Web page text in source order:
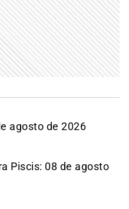
agosto de 2026
Piscis: 08 de agosto